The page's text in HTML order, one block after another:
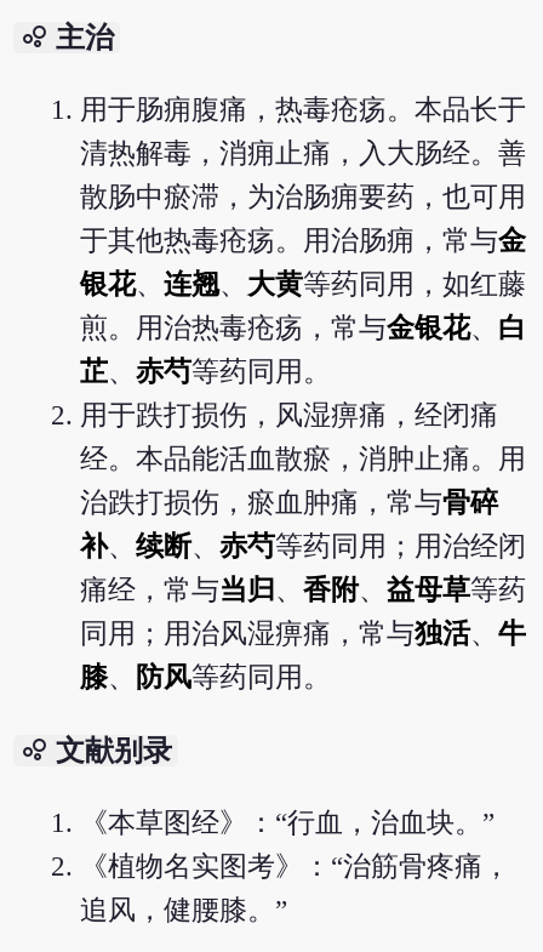
bubble_chart 主治
用于肠痈腹痛，热毒疮疡。本品长于
清热解毒，消痈止痛，入大肠经。善
散肠中瘀滞，为治肠痈要药，也可用
于其他热毒疮疡。用治肠痈，常与金
银花、连翘、 大黄等药同用，如红藤
煎。用治热毒疮疡，常与金银花、 白
芷、赤芍等药同用。
用于跌打损伤，风湿痹痛，经闭痛
经。本品能活血散瘀，消肿止痛。用
治跌打损伤，瘀血肿痛，常与骨碎
补、续断、赤芍等药同用；用治经闭
痛经，常与当归 、香附、益母草等药
同用；用治风湿痹痛，常与独活、牛
膝、 防风等药同用。
bubble_chart 文献别录
《本草图经》：“行血，治血块。”
《植物名实图考》：“治筋骨疼痛，
追风，健腰膝。”